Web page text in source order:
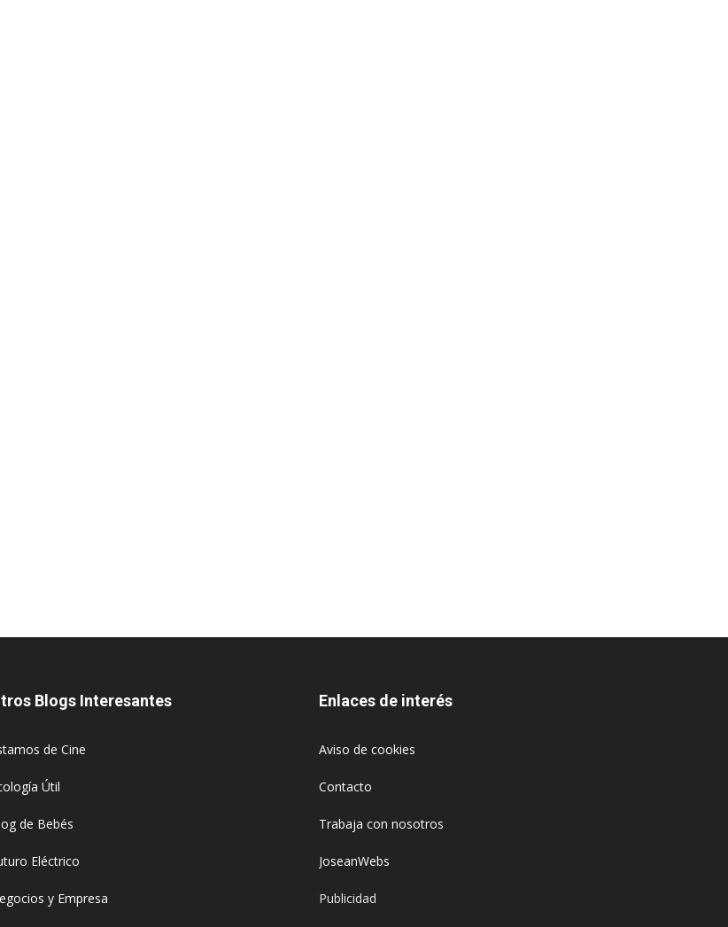
Blogs Interesantes
de Cine
Útil
de Bebés
Eléctrico
y Empresa
Enlaces de interés
Aviso de cookies
Contacto
Trabaja con nosotros
JoseanWebs
Publicidad